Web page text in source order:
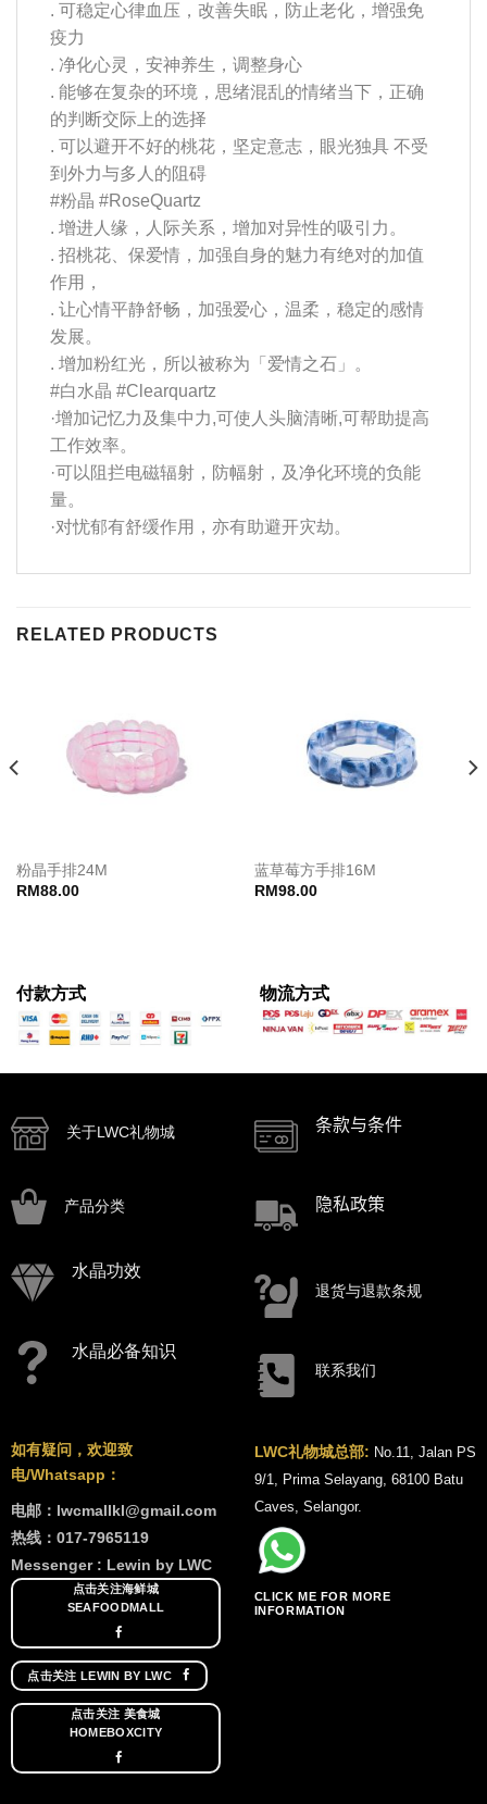
. 可稳定心律血压，改善失眠，防止老化，增强免
疫力
. 净化心灵，安神养生，调整身心
. 能够在复杂的环境，思绪混乱的情绪当下，正确
的判断交际上的选择
. 可以避开不好的桃花，坚定意志，眼光独具 不受
到外力与多人的阻碍
#粉晶 #RoseQuartz
. 增进人缘，人际关系，增加对异性的吸引力。
. 招桃花、保爱情，加强自身的魅力有绝对的加值
作用，
. 让心情平静舒畅，加强爱心，温柔，稳定的感情
发展。
. 增加粉红光，所以被称为「爱情之石」。
#白水晶 #Clearquartz
·增加记忆力及集中力,可使人头脑清晰,可帮助提高
工作效率。
·可以阻拦电磁辐射，防幅射，及净化环境的负能
量。
·对忧郁有舒缓作用，亦有助避开灾劫。
RELATED PRODUCTS
粉晶手排24M
RM88.00
蓝草莓方手排16M
RM98.00
付款方式 物流方式
关于LWC礼物城
产品分类
水晶功效
水晶必备知识
条款与条件
隐私政策
退货与退款条规
联系我们
如有疑问，欢迎致
电/Whatsapp：
电邮：lwcmallkl@gmail.com
热线：017-7965119
Messenger : Lewin by LWC
点击关注海鲜城
SEAFOODMALL
点击关注 LEWIN BY LWC
点击关注 美食城
HOMEBOXCITY
LWC礼物城总部: No.11, Jalan PS
9/1, Prima Selayang, 68100 Batu
Caves, Selangor.
CLICK ME FOR MORE
INFORMATION